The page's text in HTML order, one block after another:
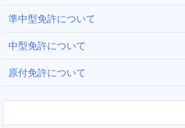
準中型免許について
中型免許について
原付免許について